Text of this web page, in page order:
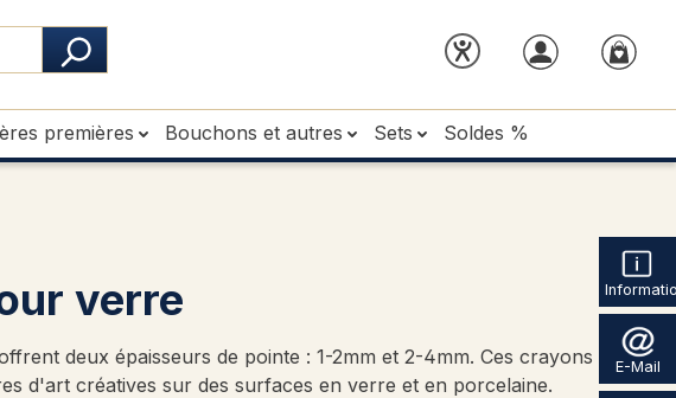
E-Mail
premières Bouchons et autres Sets Soldes %
verre
deux épaisseurs de pointe : 1-2mm et 2-4mm. Ces crayons de
d'art créatives sur des surfaces en verre et en porcelaine.